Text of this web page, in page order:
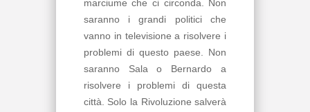
marciume che ci circonda. Non
saranno i grandi politici che
vanno in televisione a risolvere i
problemi di questo paese. Non
saranno Sala o Bernardo a
risolvere i problemi di questa
città. Solo la Rivoluzione salverà